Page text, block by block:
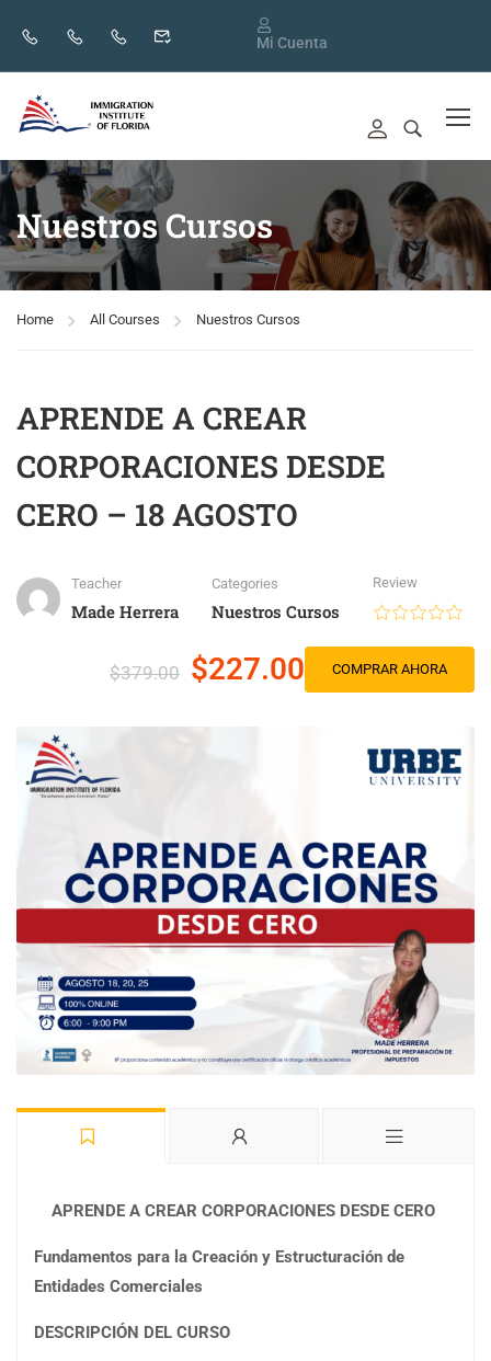
Mi Cuenta
Nuestros Cursos
Home All Courses Nuestros Cursos
APRENDE A CREAR
CORPORACIONES DESDE
CERO – 18 AGOSTO
Teacher
Made Herrera
Categories
Nuestros Cursos
Review
$379.00 $227.00 COMPRAR AHORA
APRENDE A CREAR CORPORACIONES DESDE CERO
Fundamentos para la Creación y Estructuración de
Entidades Comerciales
DESCRIPCIÓN DEL CURSO